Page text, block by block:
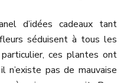
d’idées cadeaux tant
séduisent à tous les
ces plantes ont
n’existe pas de mauvaise